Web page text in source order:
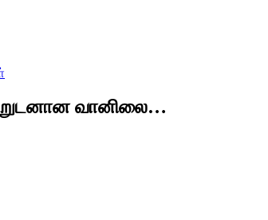
வானிலை…